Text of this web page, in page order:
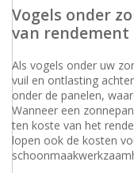
Vogels onder
van rendement
Als vogels onder uw
vuil en ontlasting
onder de panelen,
Wanneer een
ten koste van het
lopen ook de kosten